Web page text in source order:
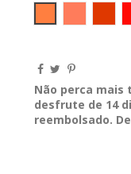
Não perca mais
desfrute de 14
reembolsado.